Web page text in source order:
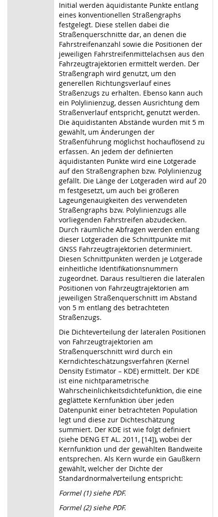
Initial werden äquidistante Punkte entlang
eines konventionellen Straßengraphs
festgelegt. Diese stellen dabei die
Straßenquerschnitte dar, an denen die
Fahrstreifenanzahl sowie die Positionen der
jeweiligen Fahrstreifenmittelachsen aus den
Fahrzeugtrajektorien ermittelt werden. Der
Straßengraph wird genutzt, um den
generellen Richtungsverlauf eines
Straßenzugs zu erhalten. Ebenso kann auch
ein Polylinienzug, dessen Ausrichtung dem
Straßenverlauf entspricht, genutzt werden.
Die äquidistanten Abstände wurden mit 5 m
gewählt, um Änderungen der
Straßenführung möglichst hochauflösend zu
erfassen. An jedem der definierten
äquidistanten Punkte wird eine Lotgerade
auf den Straßengraphen bzw. Polylinienzug
gefällt. Die Länge der Lotgeraden wird auf 20
m festgesetzt, um auch bei größeren
Lageungenauigkeiten des verwendeten
Straßengraphs bzw. Polylinienzugs alle
vorliegenden Fahrstreifen abzudecken.
Durch räumliche Abfragen werden entlang
dieser Lotgeraden die Schnittpunkte mit
GNSS Fahrzeugtrajektorien determiniert.
Diesen Schnittpunkten werden je Lotgerade
einheitliche Identifikationsnummern
zugeordnet. Daraus resultieren die lateralen
Positionen von Fahrzeugtrajektorien am
jeweiligen Straßenquerschnitt im Abstand
von 5 m entlang des betrachteten
Straßenzugs.
Die Dichteverteilung der lateralen Positionen
von Fahrzeugtrajektorien am
Straßenquerschnitt wird durch ein
Kerndichteschätzungsverfahren (Kernel
Density Estimator – KDE) ermittelt. Der KDE
ist eine nichtparametrische
Wahrscheinlichkeitsdichtefunktion, die eine
geglättete Kernfunktion über jeden
Datenpunkt einer betrachteten Population
legt und diese zur Dichteschätzung
summiert. Der KDE ist wie folgt definiert
(siehe DENG ET AL. 2011, [14]), wobei der
Kernfunktion und der gewählten Bandweite
entsprechen. Als Kern wurde ein Gaußkern
gewählt, welcher der Dichte der
Standardnormalverteilung entspricht:
Formel (1) siehe PDF.
Formel (2) siehe PDF.